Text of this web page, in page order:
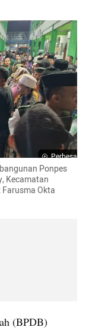
Perbesar
Ponpes
Kecamatan
Okta
(BPDB)